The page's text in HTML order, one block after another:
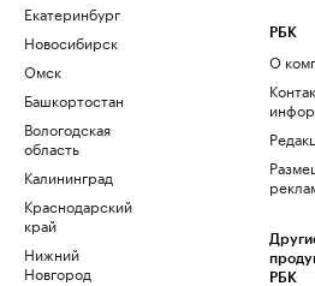
Екатеринбург
Новосибирск
Омск
Башкортостан
Вологодская
область
Калининград
Краснодарский
край
Нижний
Новгород
РБК
О
РБК